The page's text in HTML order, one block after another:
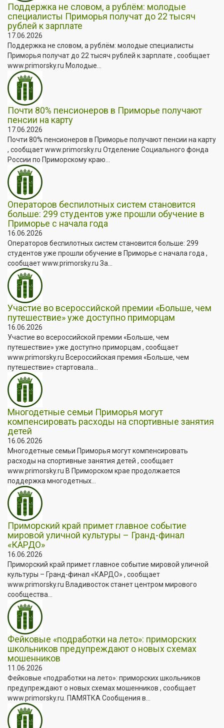
Поддержка не словом, а рублём: молодые
специалисты Приморья получат до 22 тысяч
рублей к зарплате
17.06.2026
Поддержка не словом, а рублём: молодые специалисты
Приморья получат до 22 тысяч рублей к зарплате , сообщает
www.primorsky.ru Молодые...
Почти 80% пенсионеров в Приморье получают
пенсии на карту
17.06.2026
Почти 80% пенсионеров в Приморье получают пенсии на карту
, сообщает www.primorsky.ru Отделение Социального фонда
России по Приморскому краю...
Операторов беспилотных систем становится
больше: 299 студентов уже прошли обучение в
Приморье с начала года
16.06.2026
Операторов беспилотных систем становится больше: 299
студентов уже прошли обучение в Приморье с начала года ,
сообщает www.primorsky.ru За...
Участие во всероссийской премии «Больше, чем
путешествие» уже доступно приморцам
16.06.2026
Участие во всероссийской премии «Больше, чем
путешествие» уже доступно приморцам , сообщает
www.primorsky.ru Всероссийская премия «Больше, чем
путешествие» стартовала...
Многодетные семьи Приморья могут
компенсировать расходы на спортивные занятия
детей
16.06.2026
Многодетные семьи Приморья могут компенсировать
расходы на спортивные занятия детей , сообщает
www.primorsky.ru В Приморском крае продолжается
поддержка многодетных...
Приморский край примет главное событие
мировой уличной культуры – Гранд-финал
«КАРДО»
16.06.2026
Приморский край примет главное событие мировой уличной
культуры – Гранд-финал «КАРДО» , сообщает
www.primorsky.ru Владивосток станет центром мирового
сообщества...
Фейковые «подработки на лето»: приморских
школьников предупреждают о новых схемах
мошенников
11.06.2026
Фейковые «подработки на лето»: приморских школьников
предупреждают о новых схемах мошенников , сообщает
www.primorsky.ru. ПАМЯТКА Сообщения в...